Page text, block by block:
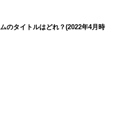
のタイトルはどれ？(2022年4月時